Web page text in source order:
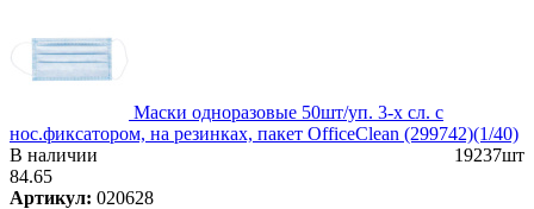
Маски одноразовые 50шт/уп. 3-х сл. с
нос.фиксатором, на резинках, пакет OfficeClean (299742)(1/40)
В наличии
19237шт
84.65
Артикул: 020628